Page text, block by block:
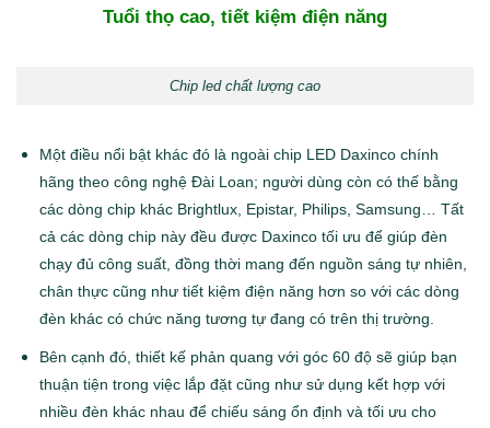
Tuổi thọ cao, tiết kiệm điện năng
Chip led chất lượng cao
Một điều nổi bật khác đó là ngoài chip LED Daxinco chính
hãng theo công nghệ Đài Loan; người dùng còn có thế bằng
các dòng chip khác Brightlux, Epistar, Philips, Samsung… Tất
cả các dòng chip này đều được Daxinco tối ưu để giúp đèn
chạy đủ công suất, đồng thời mang đến nguồn sáng tự nhiên,
chân thực cũng như tiết kiệm điện năng hơn so với các dòng
đèn khác có chức năng tương tự đang có trên thị trường.
Bên cạnh đó, thiết kế phản quang với góc 60 độ sẽ giúp bạn
thuận tiện trong việc lắp đặt cũng như sử dụng kết hợp với
nhiều đèn khác nhau để chiếu sáng ổn định và tối ưu cho